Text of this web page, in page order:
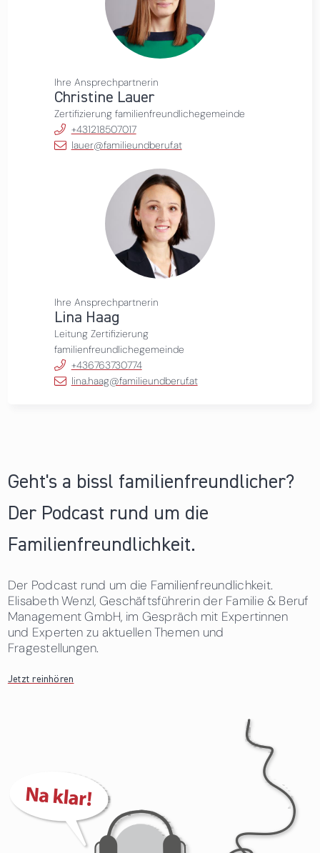
Ihre Ansprechpartnerin
Christine Lauer
Zertifizierung familienfreundlichegemeinde
+431218507017
lauer@familieundberuf.at
Ihre Ansprechpartnerin
Lina Haag
Leitung Zertifizierung
familienfreundlichegemeinde
+436763730774
lina.haag@familieundberuf.at
Geht's a bissl familienfreundlicher?
Der Podcast rund um die
Familienfreundlichkeit.
Der Podcast rund um die Familienfreundlichkeit.
Elisabeth Wenzl, Geschäftsführerin der Familie & Beruf
Management GmbH, im Gespräch mit Expertinnen
und Experten zu aktuellen Themen und
Fragestellungen.
Jetzt reinhören